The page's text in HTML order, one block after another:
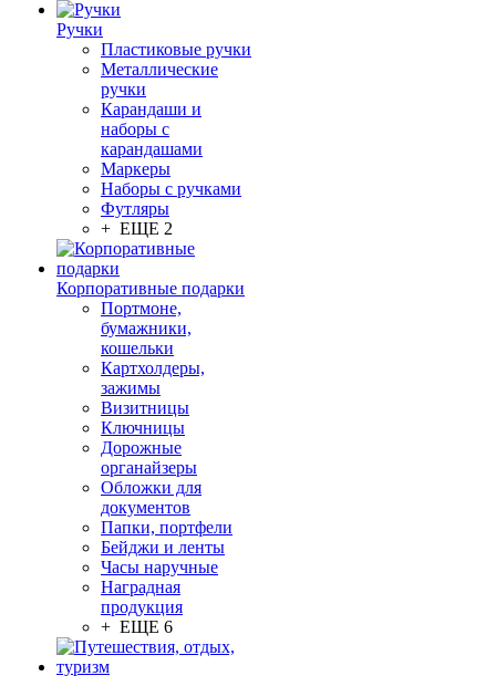
Ручки
Пластиковые ручки
Металлические
ручки
Карандаши и
наборы с
карандашами
Маркеры
Наборы с ручками
Футляры
+ ЕЩЕ 2
Корпоративные подарки
Портмоне,
бумажники,
кошельки
Картхолдеры,
зажимы
Визитницы
Ключницы
Дорожные
органайзеры
Обложки для
документов
Папки, портфели
Бейджи и ленты
Часы наручные
Наградная
продукция
+ ЕЩЕ 6